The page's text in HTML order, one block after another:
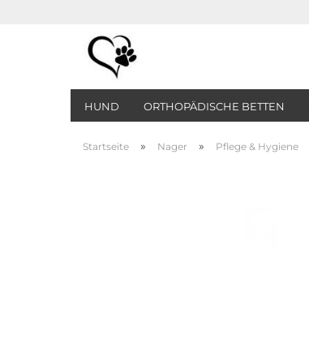
HUND ORTHOPÄDISCHE BETTEN
Startseite » Nager » Pflege & Hygiene